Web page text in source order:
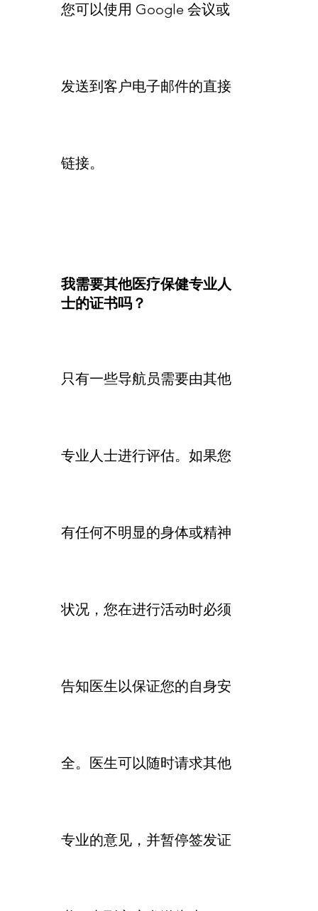
您可以使用 Google 会议或
发送到客户电子邮件的直接
链接。
我需要其他医疗保健专业人
士的证书吗？
只有一些导航员需要由其他
专业人士进行评估。如果您
有任何不明显的身体或精神
状况，您在进行活动时必须
告知医生以保证您的自身安
全。医生可以随时请求其他
专业的意见，并暂停签发证